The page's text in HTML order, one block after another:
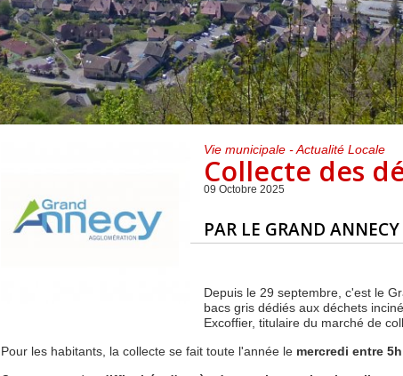
Centre de loisirs et
périscolaire
Mercredis
périscolaire
Vacances scolaires
Subventions
Vie municipale - Actualité Locale
Collecte des
09 Octobre 2025
PAR LE GRAND ANNECY
Depuis le 29 septembre, c'est le
bacs gris dédiés aux déchets
Excoffier, titulaire du marché de
Pour les habitants, la collecte se fait toute l'année le mercredi entre